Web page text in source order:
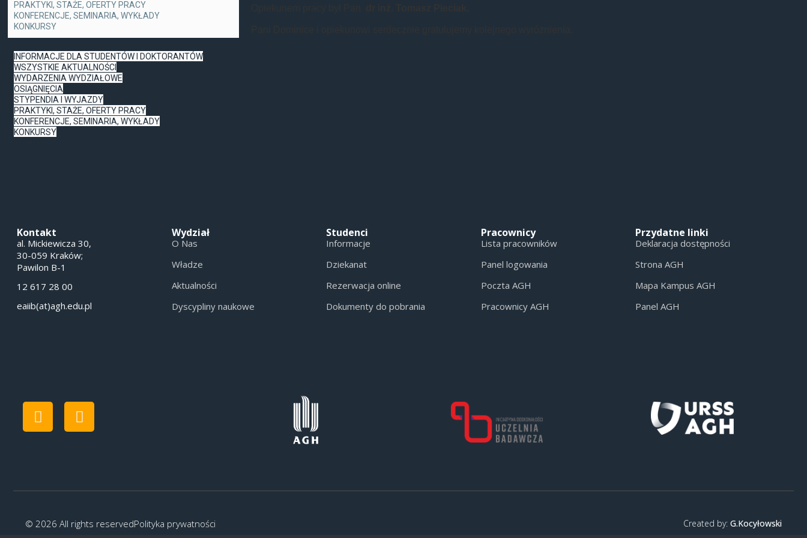
PRAKTYKI, STAŻE, OFERTY PRACY
KONFERENCJE, SEMINARIA, WYKŁADY
KONKURSY
INFORMACJE DLA STUDENTÓW I DOKTORANTÓW
WSZYSTKIE AKTUALNOŚCI
WYDARZENIA WYDZIAŁOWE
OSIĄGNIĘCIA
STYPENDIA I WYJAZDY
PRAKTYKI, STAŻE, OFERTY PRACY
KONFERENCJE, SEMINARIA, WYKŁADY
KONKURSY
Kontakt
al. Mickiewicza 30,
30-059 Kraków;
Pawilon B-1
12 617 28 00
eaiib(at)agh.edu.pl
Wydział
O Nas
Władze
Aktualności
Dyscypliny naukowe
Studenci
Informacje
Dziekanat
Rezerwacja online
Dokumenty do pobrania
Pracownicy
Lista pracowników
Panel logowania
Poczta AGH
Pracownicy AGH
Przydatne linki
Deklaracja dostępności
Strona AGH
Mapa Kampus AGH
Panel AGH
© 2026 All rights reservedPolityka prywatności Created by: G.Kocyłowski